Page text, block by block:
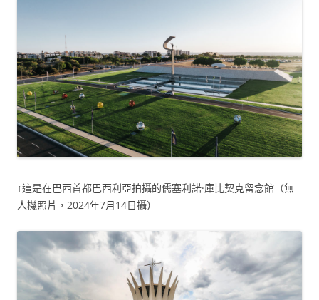
↑這是在巴西首都巴西利亞拍攝的儒塞利諾·庫比契克留念館（無
人機照片，2024年7月14日攝）